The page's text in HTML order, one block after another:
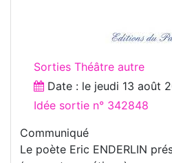
Sorties Théâtre autre
Date : le jeudi 13 août
Idée sortie n° 342848
Communiqué
Le poète Eric ENDERLIN